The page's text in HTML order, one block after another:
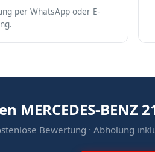
per WhatsApp oder E-
MERCEDES-BENZ
Bewertung · Abholung